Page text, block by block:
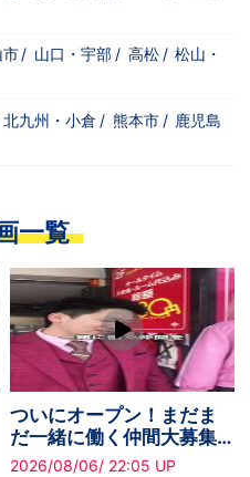
市 / 山口・宇部 / 高松 / 松山・
北九州・小倉 / 熊本市 / 鹿児島
一覧
業
！
ついにオープン！ま
だ一緒に働く仲間大
中です！
2026/08/06/ 23:05 UP